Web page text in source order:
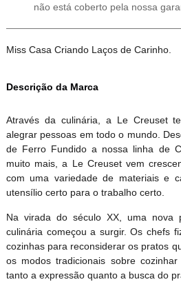
não está coberto pela nossa
Miss Casa Criando Laços de Carinho.
Descrição da Marca
Através da culinária, a Le Creuset
alegrar pessoas em todo o mundo.
de Ferro Fundido a nossa linha de
muito mais, a Le Creuset vem
com uma variedade de materiais e
utensílio certo para o trabalho certo.
Na virada do século XX, uma nova
culinária começou a surgir. Os chefs
cozinhas para reconsiderar os pratos
os modos tradicionais sobre
tanto a expressão quanto a busca do